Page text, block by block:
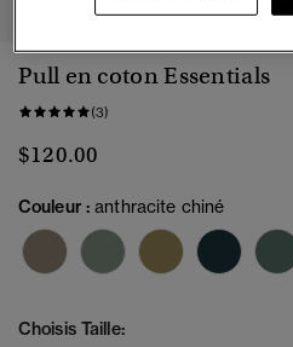
Pull en coton Essentials
(3)
$120.00
Couleur :anthracite chiné
Choisis Taille: